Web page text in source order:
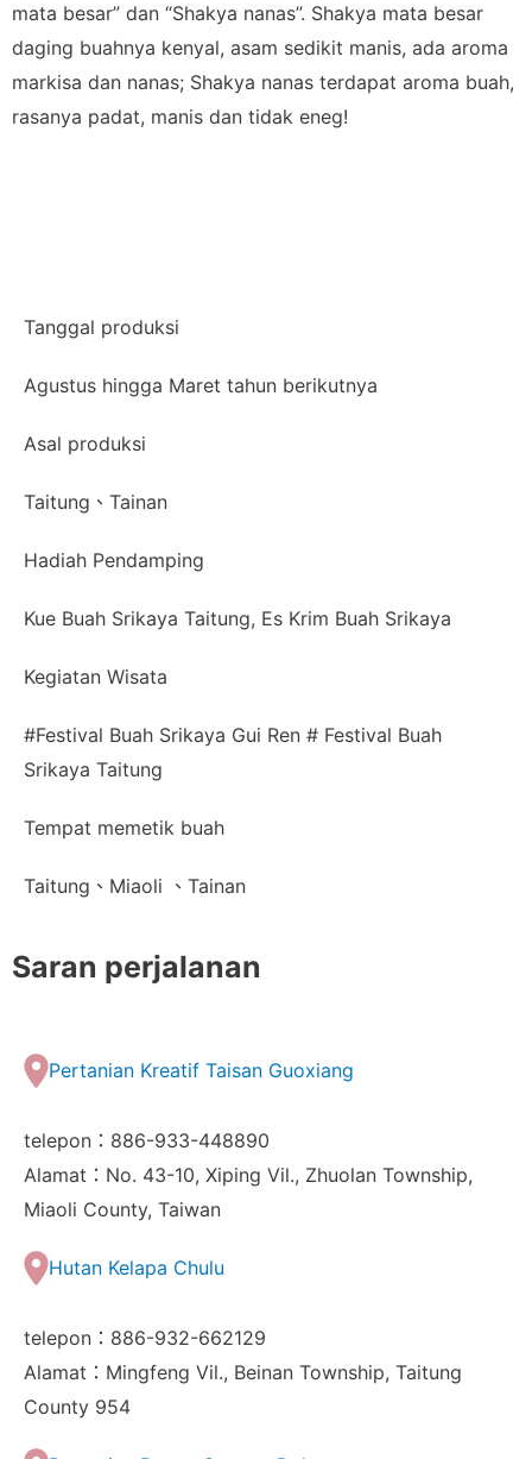
mata besar” dan “Shakya nanas”. Shakya mata besar
daging buahnya kenyal, asam sedikit manis, ada aroma
markisa dan nanas; Shakya nanas terdapat aroma buah,
rasanya padat, manis dan tidak eneg!
Tanggal produksi
Agustus hingga Maret tahun berikutnya
Asal produksi
Taitung、Tainan
Hadiah Pendamping
Kue Buah Srikaya Taitung, Es Krim Buah Srikaya
Kegiatan Wisata
#Festival Buah Srikaya Gui Ren # Festival Buah
Srikaya Taitung
Tempat memetik buah
Taitung、Miaoli 、Tainan
Saran perjalanan
Pertanian Kreatif Taisan Guoxiang
telepon：886-933-448890
Alamat：No. 43-10, Xiping Vil., Zhuolan Township,
Miaoli County, Taiwan
Hutan Kelapa Chulu
telepon：886-932-662129
Alamat：Mingfeng Vil., Beinan Township, Taitung
County 954